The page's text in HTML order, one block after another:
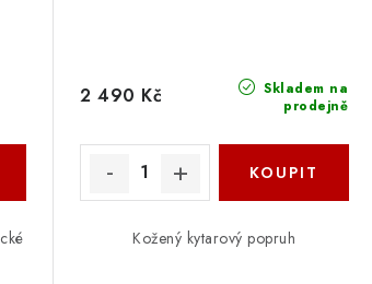
Skladem na
prodejně
2 490 Kč
Kožený kytarový popruh